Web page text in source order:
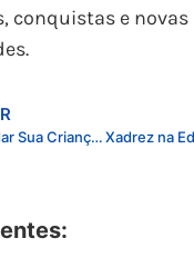
conquistas e novas
Como Ajudar Sua Criança a se Desenvolver: Comunicação Infantil na Prática